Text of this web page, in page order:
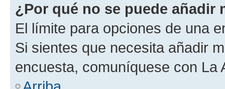
¿Por qué no se puede añadir
El límite para opciones de una
Si sientes que necesita añadir
encuesta, comuníquese con La